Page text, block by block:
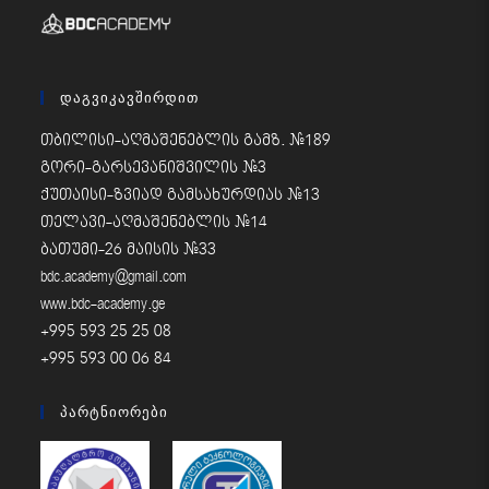
Დაგვიკავშირდით
თბილისი-აღმაშენებლის გამზ. #189
გორი-გარსევანიშვილის #3
ქუთაისი-ზვიად გამსახურდიას #13
თელავი-აღმაშენებლის #14
ბათუმი-26 მაისის #33
bdc.academy@gmail.com
www.bdc-academy.ge
+995 593 25 25 08
+995 593 00 06 84
Პარტნიორები